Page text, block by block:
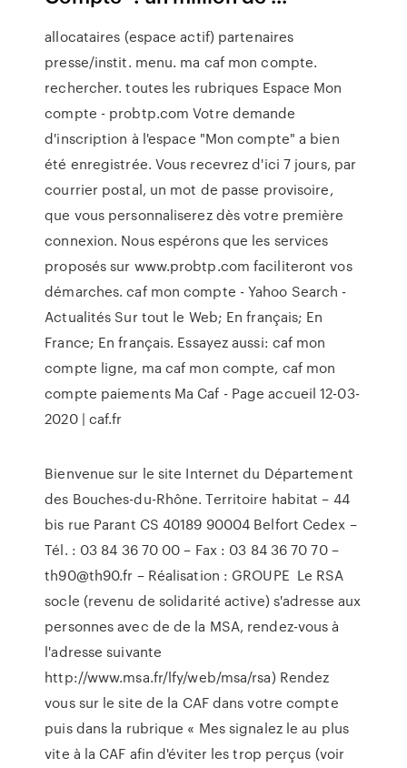
allocataires (espace actif) partenaires
presse/instit. menu. ma caf mon compte.
rechercher. toutes les rubriques Espace Mon
compte - probtp.com Votre demande
d'inscription à l'espace "Mon compte" a bien
été enregistrée. Vous recevrez d'ici 7 jours, par
courrier postal, un mot de passe provisoire,
que vous personnaliserez dès votre première
connexion. Nous espérons que les services
proposés sur www.probtp.com faciliteront vos
démarches. caf mon compte - Yahoo Search -
Actualités Sur tout le Web; En français; En
France; En français. Essayez aussi: caf mon
compte ligne, ma caf mon compte, caf mon
compte paiements Ma Caf - Page accueil 12-03-
2020 | caf.fr
Bienvenue sur le site Internet du Département
des Bouches-du-Rhône. Territoire habitat – 44
bis rue Parant CS 40189 90004 Belfort Cedex –
Tél. : 03 84 36 70 00 – Fax : 03 84 36 70 70 –
th90@th90.fr – Réalisation : GROUPE Le RSA
socle (revenu de solidarité active) s'adresse aux
personnes avec de de la MSA, rendez-vous à
l'adresse suivante
http://www.msa.fr/lfy/web/msa/rsa) Rendez
vous sur le site de la CAF dans votre compte
puis dans la rubrique « Mes signalez le au plus
vite à la CAF afin d'éviter les trop perçus (voir